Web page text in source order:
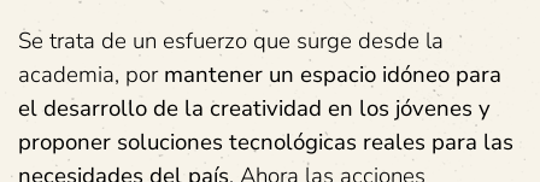
Se trata de un esfuerzo que surge desde la
academia, pormantener un espacio idóneo para
el desarrollo de la creatividad en los jóvenes y
proponer soluciones tecnológicas reales para las
necesidades del país. Ahora las acciones